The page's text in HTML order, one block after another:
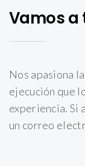
Vamos a
Nos apasiona
ejecución que
experiencia. Si
un correo